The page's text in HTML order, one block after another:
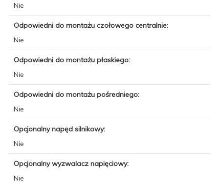
Nie
Odpowiedni do montażu czołowego centralnie:
Nie
Odpowiedni do montażu płaskiego:
Nie
Odpowiedni do montażu pośredniego:
Nie
Opcjonalny napęd silnikowy:
Nie
Opcjonalny wyzwalacz napięciowy:
Nie